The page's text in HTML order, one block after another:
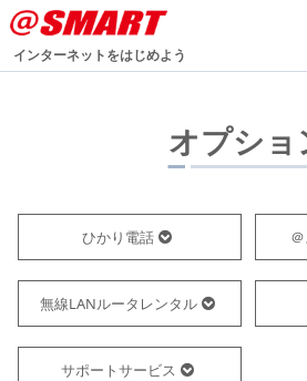
インターネットをはじめよう
オプショ
ひかり電話
無線LANルータレンタル
サポートサービス